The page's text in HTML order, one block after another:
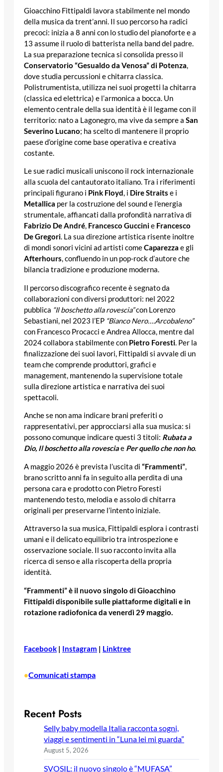
Gioacchino Fittipaldi lavora stabilmente nel mondo
della musica da trent’anni. Il suo percorso ha radici
precoci: inizia a 8 anni con lo studio del pianoforte e a
13 assume il ruolo di batterista nella band del padre.
La sua preparazione tecnica si consolida presso il
Conservatorio “Gesualdo da Venosa” di Potenza,
dove studia percussioni e chitarra classica.
Polistrumentista, utilizza nei suoi progetti la chitarra
(classica ed elettrica) e l’armonica a bocca. Un
elemento centrale della sua identità è il legame con il
territorio: nato a Lagonegro, ma vive da sempre a San
Severino Lucano; ha scelto di mantenere il proprio
paese d’origine come base operativa e creativa
costante.
Le sue radici musicali uniscono il rock internazionale
alla scuola del cantautorato italiano. Tra i riferimenti
principali figurano i Pink Floyd, i Dire Straits e i
Metallica per la costruzione del sound e l’energia
strumentale, affiancati dalla profondità narrativa di
Fabrizio De André, Francesco Guccinie Francesco
De Gregori. La sua direzione artistica risente inoltre
di mondi sonori vicini ad artisti comeCaparezza e gli
Afterhours, confluendo in un pop-rock d’autore che
bilancia tradizione e produzione moderna.
Il percorso discografico recente è segnato da
collaborazioni con diversi produttori: nel 2022
pubblica “Il boschetto alla rovescia”con Lorenzo
Sebastiani, nel 2023 l’EP “Bianco Nero….Arcobaleno”
con Francesco Procacci e Andrea Allocca, mentre dal
2024 collabora stabilmente con Pietro Foresti. Per la
finalizzazione dei suoi lavori, Fittipaldi si avvale di un
team che comprende produttori, grafici e
management, mantenendo la supervisione totale
sulla direzione artistica e narrativa dei suoi
spettacoli.
Anche se non ama indicare brani preferiti o
rappresentativi, per approcciarsi alla sua musica: si
possono comunque indicare questi 3 titoli: Rubata a
Dio, Il boschetto alla rovesciae Per quello che non ho.
A maggio 2026 è prevista l’uscita di “Frammenti”,
brano scritto anni fa in seguito alla perdita di una
persona cara e prodotto con Pietro Foresti
mantenendo testo, melodia e assolo di chitarra
originali per preservarne l’intento iniziale.
Attraverso la sua musica, Fittipaldi esplora i contrasti
umani e il delicato equilibrio tra introspezione e
osservazione sociale. Il suo racconto invita alla
ricerca di senso e alla riscoperta della propria
identità.
“Frammenti” è il nuovo singolo di Gioacchino
Fittipaldi disponibile sulle piattaforme digitali e in
rotazione radiofonica da venerdì 29 maggio.
Facebook | Instagram | Linktree
•Comunicati stampa
Recent Posts
Selly baby modella Italia racconta sogni,
viaggi e sentimenti in “Luna lei mi guarda”
August 5, 2026
SVOSIL: il nuovo singolo è “MUFASA”